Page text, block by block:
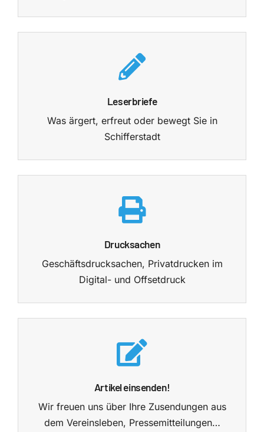
Leserbriefe
Was ärgert, erfreut oder bewegt Sie in
Schifferstadt
Drucksachen
Geschäftsdrucksachen, Privatdrucken im
Digital- und Offsetdruck
Artikel einsenden!
Wir freuen uns über Ihre Zusendungen aus
dem Vereinsleben, Pressemitteilungen…